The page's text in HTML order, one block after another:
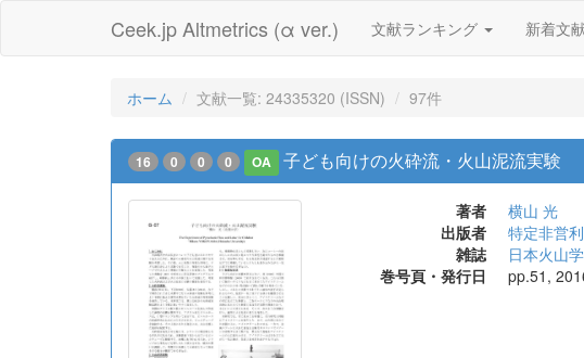
Ceek.jp Altmetrics (α ver.) 文献ランキング 新着文
ホーム 文献一覧: 24335320 (ISSN) 97件
16 0 0 0 OA 子ども向けの火砕流・火山泥流実験
著者
横山 光
出版者
特定非営
雑誌
日本火山
巻号頁・発行日
pp.51,